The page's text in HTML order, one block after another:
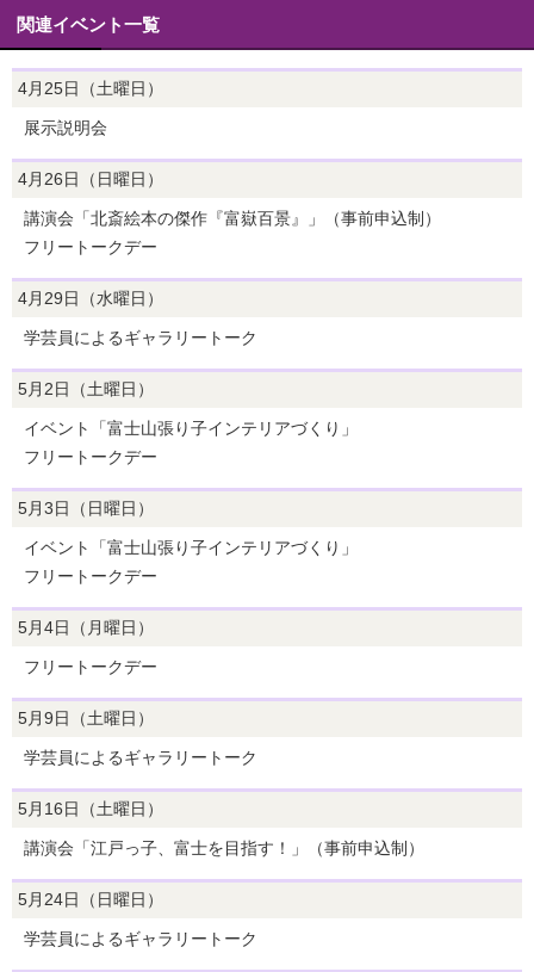
関連イベント一覧
4月25日（土曜日）
展示説明会
4月26日（日曜日）
講演会「北斎絵本の傑作『富嶽百景』」（事前申込制）
フリートークデー
4月29日（水曜日）
学芸員によるギャラリートーク
5月2日（土曜日）
イベント「富士山張り子インテリアづくり」
フリートークデー
5月3日（日曜日）
イベント「富士山張り子インテリアづくり」
フリートークデー
5月4日（月曜日）
フリートークデー
5月9日（土曜日）
学芸員によるギャラリートーク
5月16日（土曜日）
講演会「江戸っ子、富士を目指す！」（事前申込制）
5月24日（日曜日）
学芸員によるギャラリートーク